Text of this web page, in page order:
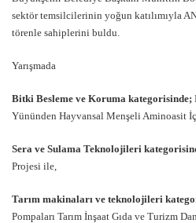
sektör temsilcilerinin yoğun katılımıyla
törenle sahiplerini buldu.
Yarışmada
Bitki Besleme ve Koruma kategorisinde;
Yününden Hayvansal Menşeli Aminoasit
Sera ve Sulama Teknolojileri
Projesi ile,
Tarım makinaları ve teknolojileri
Pompaları Tarım İnşaat Gıda ve Turizm